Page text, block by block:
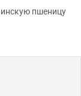
пшеницу